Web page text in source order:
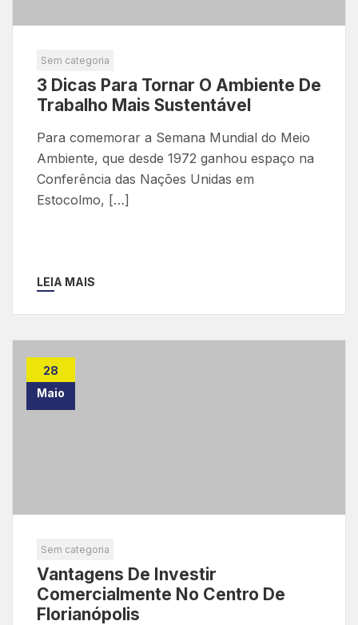
Sem categoria
3 Dicas Para Tornar O Ambiente De
Trabalho Mais Sustentável
Para comemorar a Semana Mundial do Meio
Ambiente, que desde 1972 ganhou espaço na
Conferência das Nações Unidas em
Estocolmo, […]
LEIA MAIS
28
Maio
Sem categoria
Vantagens De Investir
Comercialmente No Centro De
Florianópolis